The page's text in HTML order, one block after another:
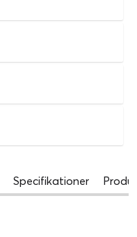
Specifikationer